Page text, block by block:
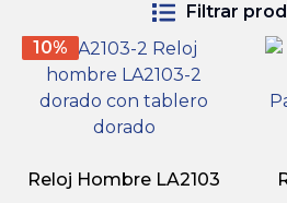
Filtrar
10%
Reloj Hombre LA2103